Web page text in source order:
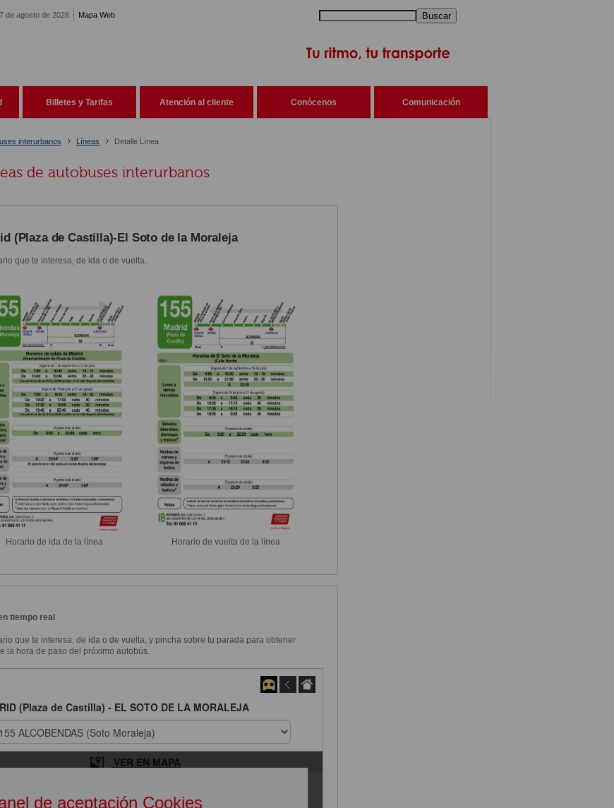
de agosto de 2026 Mapa Web Buscar
Billetes y Tarifas Atención al cliente Conócenos Comunicación
interurbanos Líneas Detalle Línea
de autobuses interurbanos
(Plaza de Castilla)-El Soto de la Moraleja
que te interesa, de ida o de vuelta.
Horario de ida de la línea Horario de vuelta de la línea
tiempo real
que te interesa, de ida o de vuelta, y pincha sobre tu parada para obtener
la hora de paso del próximo autobús.